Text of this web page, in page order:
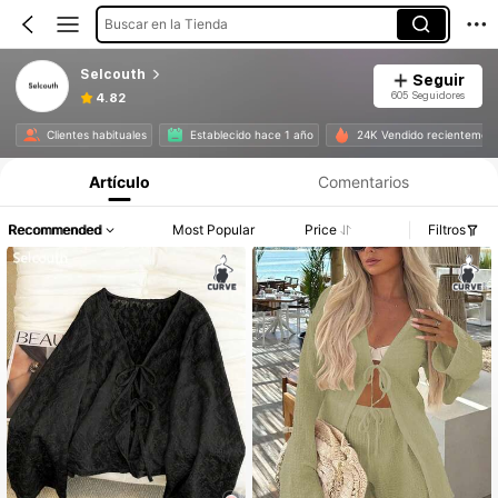
Buscar en la Tienda
Selcouth
4.82
Seguir
605 Seguidores
Clientes habituales Establecido hace 1 año 24K Vendido
Artículo Comentarios
Recommended Most Popular Price Filtros